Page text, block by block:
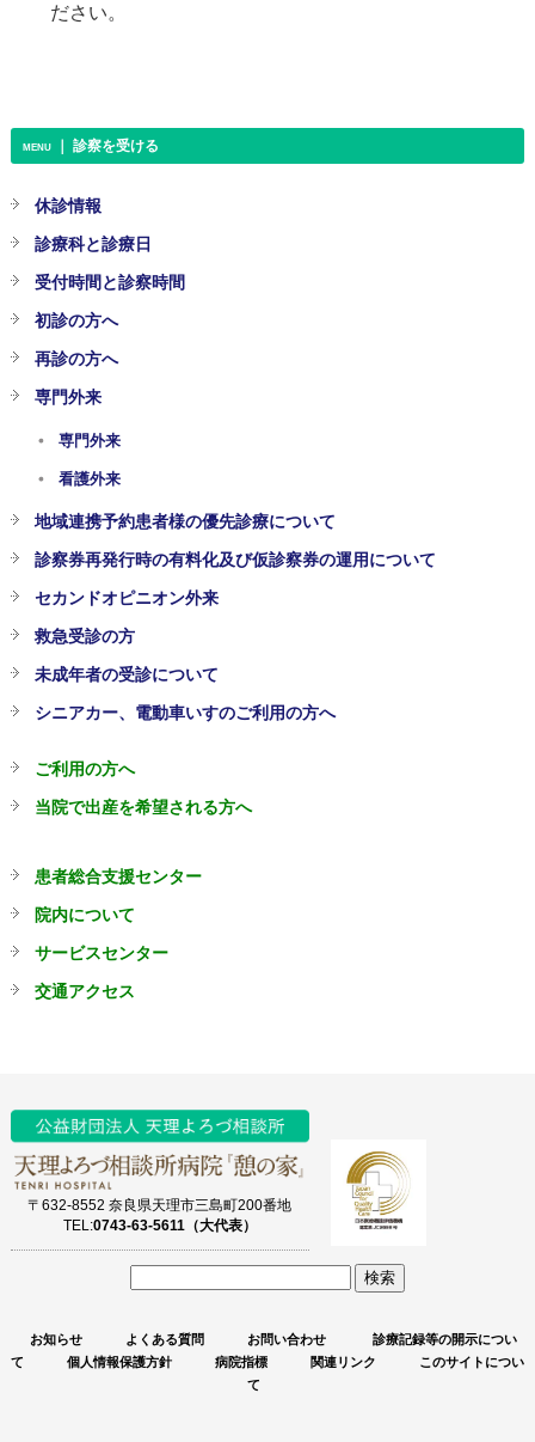
ださい。
MENU｜ 診察を受ける
休診情報
診療科と診療日
受付時間と診察時間
初診の方へ
再診の方へ
専門外来
専門外来
看護外来
地域連携予約患者様の優先診療について
診察券再発行時の有料化及び仮診察券の運用について
セカンドオピニオン外来
救急受診の方
未成年者の受診について
シニアカー、電動車いすのご利用の方へ
ご利用の方へ
当院で出産を希望される方へ
患者総合支援センター
院内について
サービスセンター
交通アクセス
〒632-8552 奈良県天理市三島町200番地
TEL:0743-63-5611（大代表）
ト
内
お知らせ よくある質問 お問い合わせ
診療記録等の開示につい
て
個人情報保護方針 病院指標 関連リンク
このサイトについ
て